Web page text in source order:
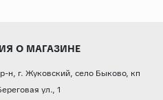
О МАГАЗИНЕ
н, г. Жуковский, село Быково, кп
ул., 1